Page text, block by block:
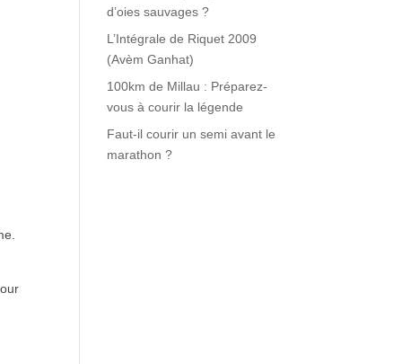
d’oies sauvages ?
L’Intégrale de Riquet 2009
(Avèm Ganhat)
100km de Millau : Préparez-
vous à courir la légende
Faut-il courir un semi avant le
marathon ?